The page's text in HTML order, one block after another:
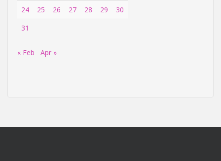
24
25 26 27 28 29
30
31
« Feb Apr »